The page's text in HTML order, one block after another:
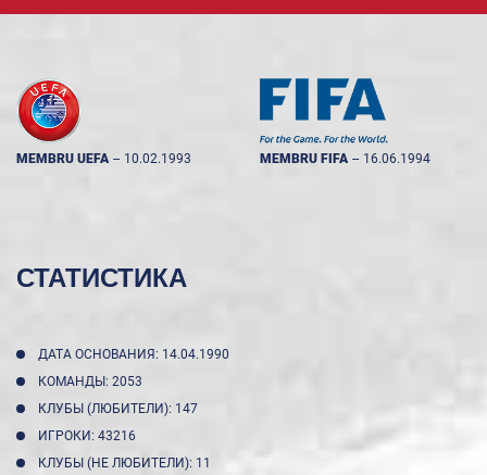
MEMBRU UEFA -- 10.02.1993 MEMBRU FIFA -- 16.06.1994
СТАТИСТИКА
ДАТА ОСНОВАНИЯ: 14.04.1990
КОМАНДЫ: 2053
КЛУБЫ (ЛЮБИТЕЛИ): 147
ИГРОКИ: 43216
КЛУБЫ (НЕ ЛЮБИТЕЛИ): 11